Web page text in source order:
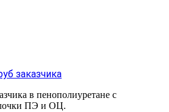
заказчика
в пенополиуретане с
ПЭ и ОЦ.